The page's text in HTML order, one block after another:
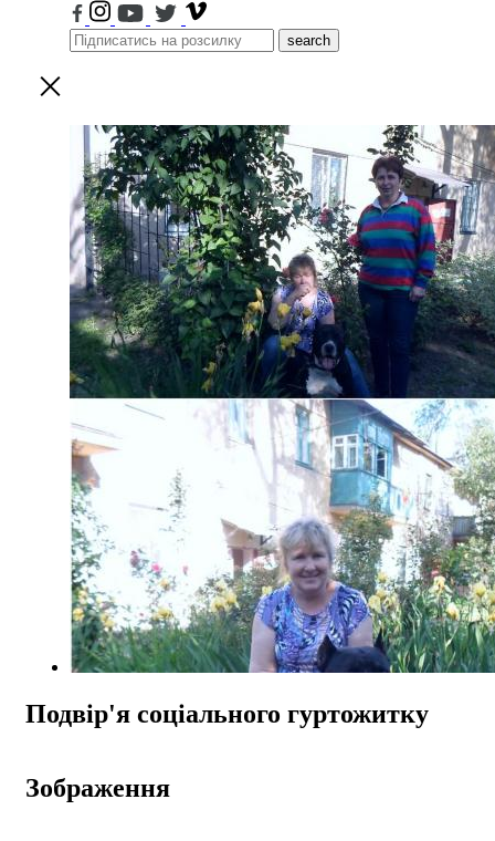
search
Подвір'я соціального гуртожитку
Зображення